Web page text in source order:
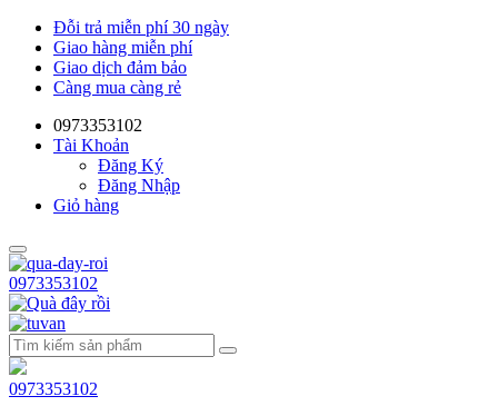
Đỗi trả miễn phí 30 ngày
Giao hàng miễn phí
Giao dịch đảm bảo
Càng mua càng rẻ
0973353102
Tài Khoản
Đăng Ký
Đăng Nhập
Giỏ hàng
0973353102
0973353102